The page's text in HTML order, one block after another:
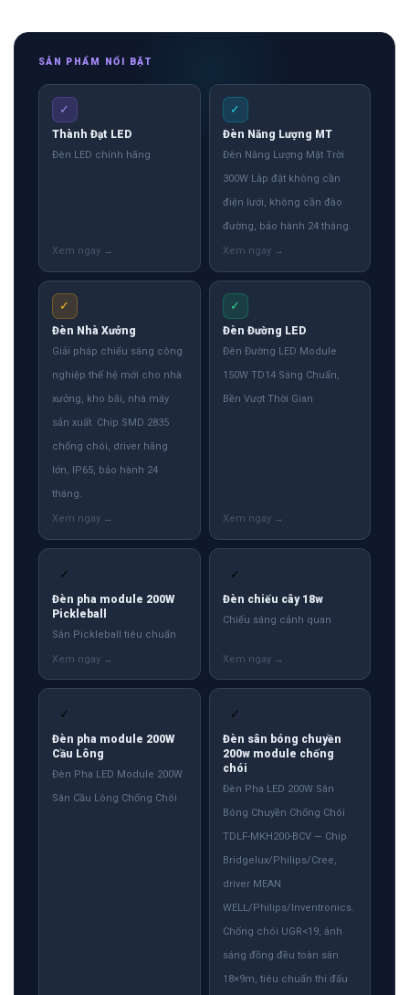
SẢN PHẨM NỔI BẬT
✓
Thành Đạt LED
Đèn LED chính hãng
✓
Đèn Năng Lượng MT
Đèn Năng Lượng Mặt Trời
300W Lắp đặt không cần
điện lưới, không cần đào
đường, bảo hành 24 tháng.
✓
Đèn Nhà Xưởng
Giải pháp chiếu sáng công
nghiệp thế hệ mới cho nhà
xưởng, kho bãi, nhà máy
sản xuất. Chip SMD 2835
chống chói, driver hãng
lớn, IP65, bảo hành 24
tháng.
✓
Đèn Đường LED
Đèn Đường LED Module
150W TD14 Sáng Chuẩn,
Bền Vượt Thời Gian
✓
Đèn pha module 200W
Pickleball
Sân Pickleball tiêu chuẩn
✓
Đèn chiếu cây 18w
Chiếu sáng cảnh quan
✓
Đèn pha module 200W
Cầu Lông
Đèn Pha LED Module 200W
Sân Cầu Lông Chống Chói
✓
Đèn sân bóng chuyền
200w module chống
chói
Đèn Pha LED 200W Sân
Bóng Chuyền Chống Chói
TDLF-MKH200-BCV — Chip
Bridgelux/Philips/Cree,
driver MEAN
WELL/Philips/Inventronics.
Chống chói UGR<19, ánh
sáng đồng đều toàn sân
18×9m, tiêu chuẩn thi đấu